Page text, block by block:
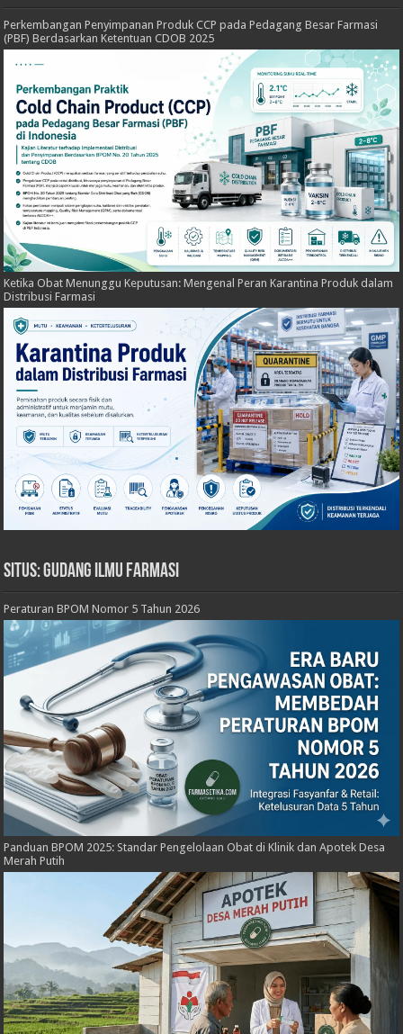
Perkembangan Penyimpanan Produk CCP pada Pedagang Besar Farmasi
(PBF) Berdasarkan Ketentuan CDOB 2025
Ketika Obat Menunggu Keputusan: Mengenal Peran Karantina Produk dalam
Distribusi Farmasi
Situs: Gudang Ilmu Farmasi
Peraturan BPOM Nomor 5 Tahun 2026
Panduan BPOM 2025: Standar Pengelolaan Obat di Klinik dan Apotek Desa
Merah Putih